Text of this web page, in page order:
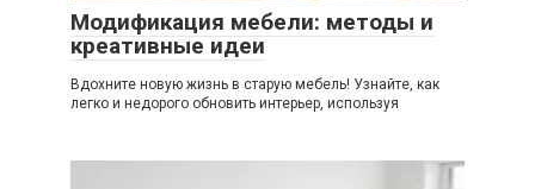
Модификация мебели: методы и
креативные идеи
Вдохните новую жизнь в старую мебель! Узнайте, как
легко и недорого обновить интерьер, используя